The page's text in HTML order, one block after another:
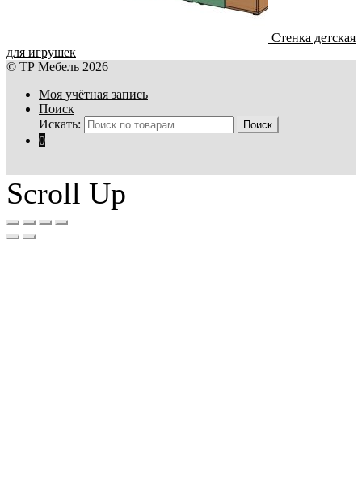
Стенка детская
для игрушек
© ТР Мебель 2026
Моя учётная запись
Поиск
Искать:
Поиск
0
Scroll Up